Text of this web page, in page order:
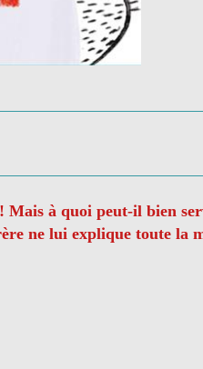
Mais à quoi peut-il bien
ne lui explique toute la